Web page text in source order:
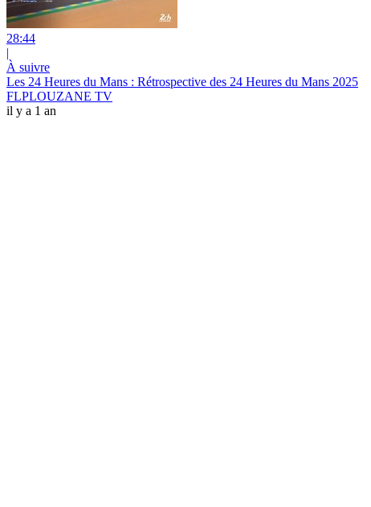
28:44
|
À suivre
Les 24 Heures du Mans : Rétrospective des 24 Heures du Mans 2025
FLPLOUZANE TV
il y a 1 an